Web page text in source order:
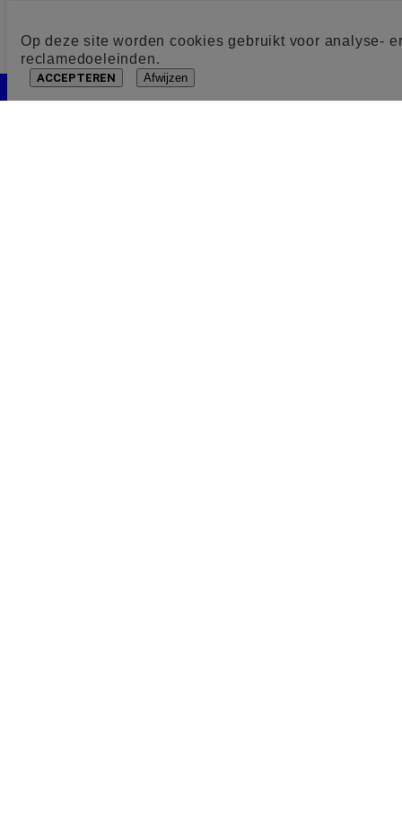
Op deze site worden cookies gebruikt voor analyse-
reclamedoeleinden.
ACCEPTEREN Afwijzen
Cookie toestemming